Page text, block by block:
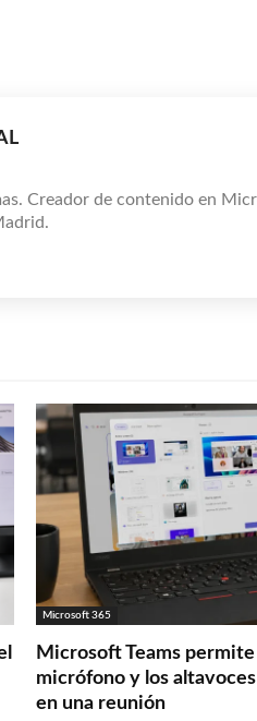
Creador de contenido en
Microsoft 365
Microsoft Teams permite
micrófono y los
en una reunión